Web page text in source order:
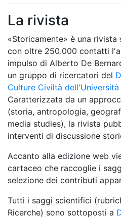
La rivista
«Storicamente» è una rivista
con oltre 250.000 contatti
impulso di Alberto De
un gruppo di ricercatori del
Culture Civiltà
Caratterizzata da un
(storia, antropologia,
media studies), la rivista
interventi di discussione
Accanto alla edizione web
cartaceo che raccoglie i
selezione dei contributi
Tutti i saggi scientifici
Ricerche) sono sottoposti a